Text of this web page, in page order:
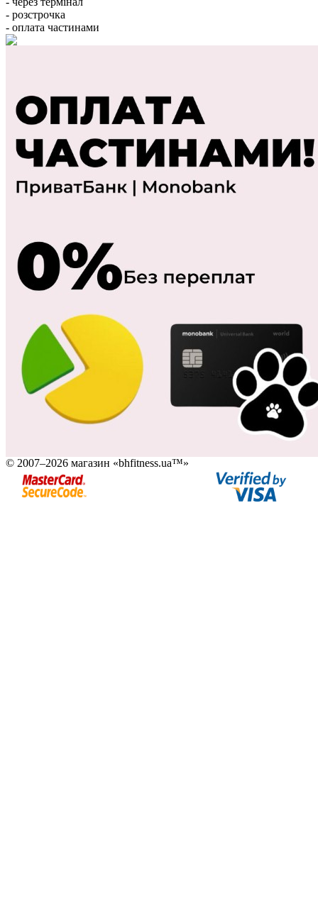
- розстрочка
- оплата частинами
© 2007–2026 магазин «bhfitness.ua™»